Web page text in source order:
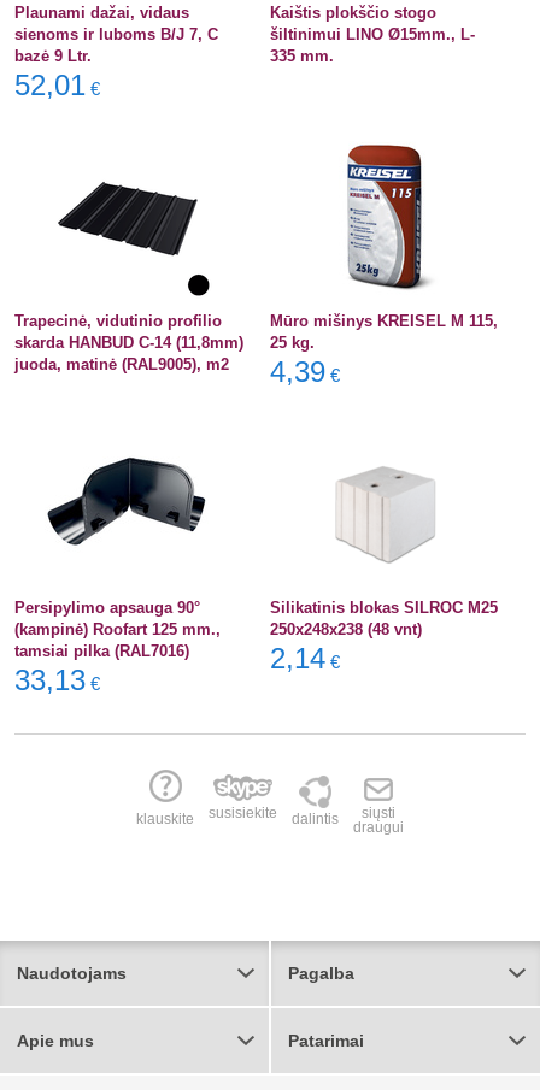
Plaunami dažai, vidaus
sienoms ir luboms B/J 7, C
bazė 9 Ltr.
52,01 €
Kaištis plokščio stogo
šiltinimui LINO Ø15mm., L-
335 mm.
Trapecinė, vidutinio profilio
skarda HANBUD C-14 (11,8mm)
juoda, matinė (RAL9005), m2
Mūro mišinys KREISEL M 115,
25 kg.
4,39 €
Persipylimo apsauga 90°
(kampinė) Roofart 125 mm.,
tamsiai pilka (RAL7016)
33,13 €
Silikatinis blokas SILROC M25
250x248x238 (48 vnt)
2,14 €
klauskite susisiekite dalintis
siųsti
draugui
Naudotojams Pagalba
Apie mus Patarimai